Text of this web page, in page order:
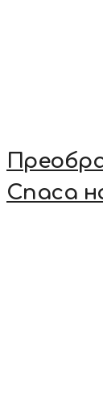
Спаса